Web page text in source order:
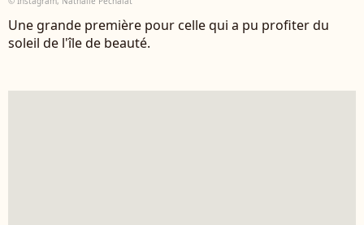
Une grande première pour celle qui a pu profiter du
soleil de l'île de beauté.